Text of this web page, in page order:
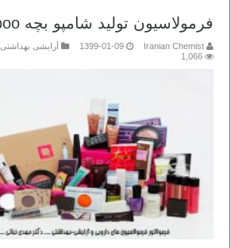
فرمولاسیون تولید شامپو بچه baby shampoo
Iranian Chemist
1399-01-09 آرایشی بهداشتی
1,066